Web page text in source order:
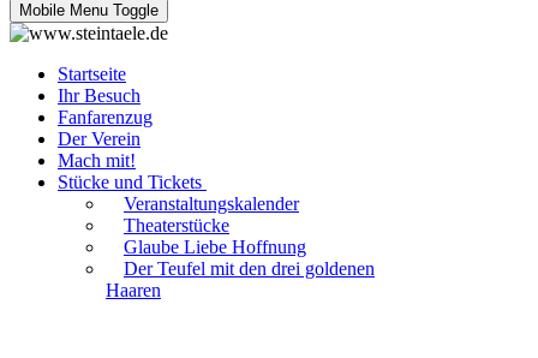
Mobile Menu Toggle
Startseite
Ihr Besuch
Fanfarenzug
Der Verein
Mach mit!
Stücke und Tickets
Veranstaltungskalender
Theaterstücke
Glaube Liebe Hoffnung
Der Teufel mit den drei goldenen
Haaren